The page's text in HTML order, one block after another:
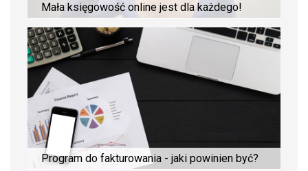
Mała księgowość online jest dla każdego!
Program do fakturowania - jaki powinien być?